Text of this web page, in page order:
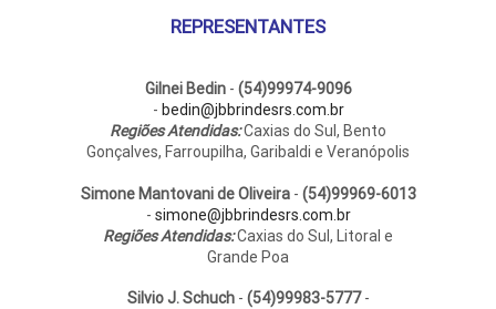
REPRESENTANTES
Gilnei Bedin- (54)99974-9096
- bedin@jbbrindesrs.com.br
Regiões Atendidas:Caxias do Sul, Bento
Gonçalves, Farroupilha, Garibaldi e Veranópolis
Simone Mantovani de Oliveira- (54)99969-6013
- simone@jbbrindesrs.com.br
Regiões Atendidas:Caxias do Sul, Litoral e
Grande Poa
Silvio J. Schuch- (54)99983-5777-